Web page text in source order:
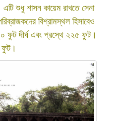
এটি শুধু শাসন কায়েম রাখতে সেনা
বিশ্রামস্থল হিসাবেও
দীর্ঘ এবং প্রস্থে ২২৫ ফুট।
ফুট।